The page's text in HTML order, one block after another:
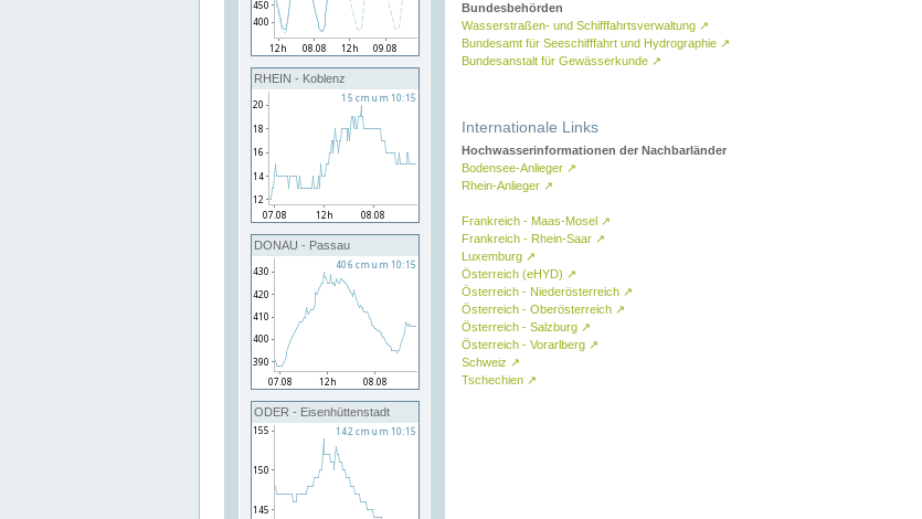
RHEIN - Koblenz
DONAU - Passau
ODER - Eisenhüttenstadt
Bundesbehörden
Wasserstraßen- und Schifffahrtsverwaltung ↗
Bundesamt für Seeschifffahrt und Hydrographie ↗
Bundesanstalt für Gewässerkunde ↗
Internationale Links
Hochwasserinformationen der Nachbarländer
Bodensee-Anlieger ↗
Rhein-Anlieger ↗
Frankreich - Maas-Mosel ↗
Frankreich - Rhein-Saar ↗
Luxemburg ↗
Österreich (eHYD) ↗
Österreich - Niederösterreich ↗
Österreich - Oberösterreich ↗
Österreich - Salzburg ↗
Österreich - Vorarlberg ↗
Schweiz ↗
Tschechien ↗